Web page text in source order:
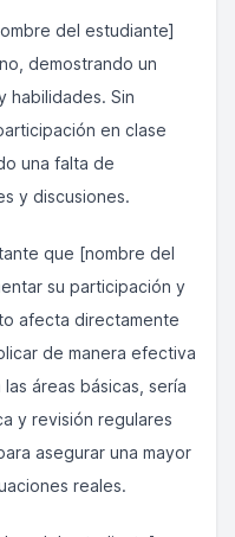
del estudiante]
demostrando un
habilidades. Sin
en clase
una falta de
y discusiones.
que [nombre del
su participación y
afecta directamente
de manera efectiva
áreas básicas, sería
y revisión regulares
asegurar una mayor
reales.